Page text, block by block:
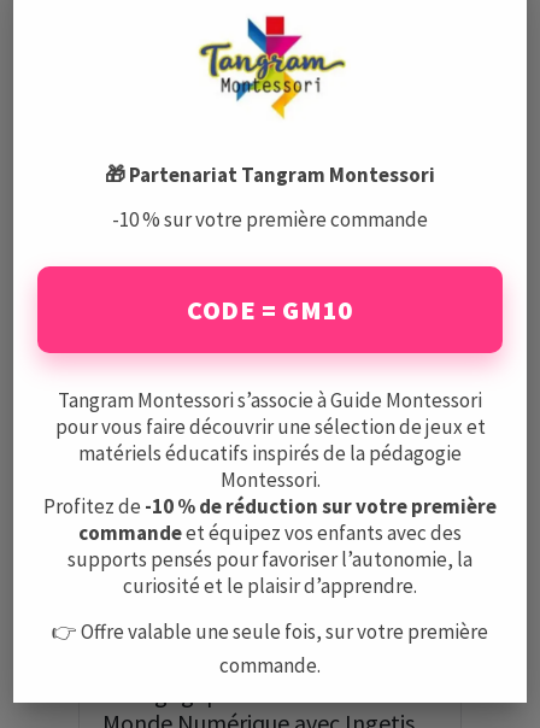
panneau de navigation ci-dessus pour
localiser l'article.
Voir tous les produits
Articles qui pourraient
vous intéresser
L’Approche Montessori Après le
Lycée : Comment la Philosophie
🎁 Partenariat Tangram Montessori
-10 % sur votre première commande
CODE = GM10
Tangram Montessori s’associe à Guide Montessori
pour vous faire découvrir une sélection de jeux et
matériels éducatifs inspirés de la pédagogie
Montessori.
Profitez de -10 % de réduction sur votre première
commandeet équipez vos enfants avec des
supports pensés pour favoriser l’autonomie, la
curiosité et le plaisir d’apprendre.
👉 Offre valable une seule fois, sur votre première
commande.